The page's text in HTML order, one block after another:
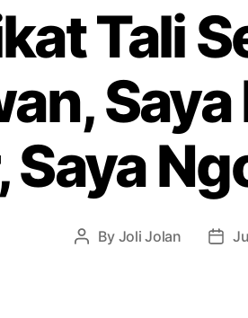
Tali
Saya
By Joli Jolan